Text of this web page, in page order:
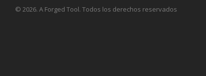
© 2026. A Forged Tool. Todos los derechos reservados